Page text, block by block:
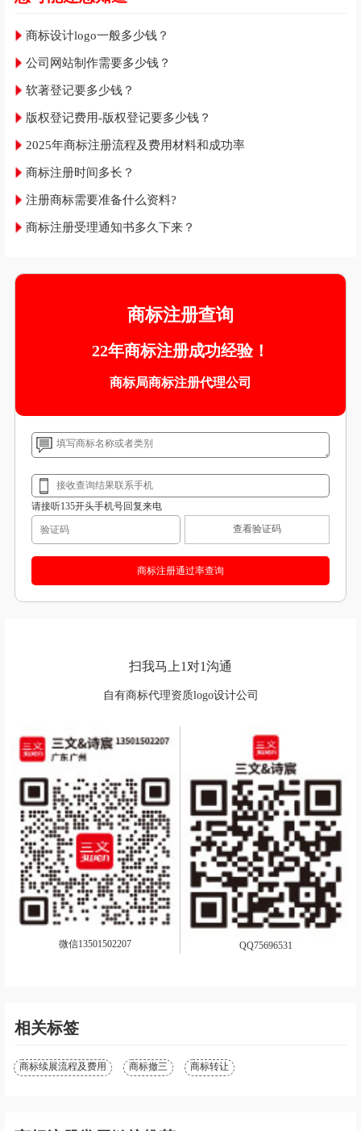
商标设计logo一般多少钱？
公司网站制作需要多少钱？
软著登记要多少钱？
版权登记费用-版权登记要多少钱？
2025年商标注册流程及费用材料和成功率
商标注册时间多长？
注册商标需要准备什么资料?
商标注册受理通知书多久下来？
商标注册查询
22年商标注册成功经验！
商标局商标注册代理公司
请接听135开头手机号回复来电
查看验证码
扫我马上1对1沟通
自有商标代理资质logo设计公司
微信13501502207 QQ75696531
相关标签
商标续展流程及费用 商标撤三 商标转让